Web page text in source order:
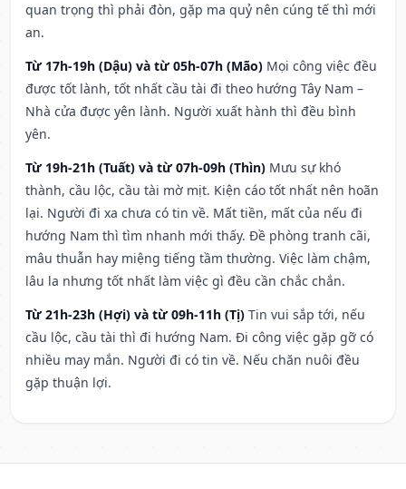
quan trọng thì phải đòn, gặp ma quỷ nên cúng tế thì mới
an.
Từ 17h-19h (Dậu) và từ 05h-07h (Mão) Mọi công việc đều
được tốt lành, tốt nhất cầu tài đi theo hướng Tây Nam –
Nhà cửa được yên lành. Người xuất hành thì đều bình
yên.
Từ 19h-21h (Tuất) và từ 07h-09h (Thìn) Mưu sự khó
thành, cầu lộc, cầu tài mờ mịt. Kiện cáo tốt nhất nên hoãn
lại. Người đi xa chưa có tin về. Mất tiền, mất của nếu đi
hướng Nam thì tìm nhanh mới thấy. Đề phòng tranh cãi,
mâu thuẫn hay miệng tiếng tầm thường. Việc làm chậm,
lâu la nhưng tốt nhất làm việc gì đều cần chắc chắn.
Từ 21h-23h (Hợi) và từ 09h-11h (Tị) Tin vui sắp tới, nếu
cầu lộc, cầu tài thì đi hướng Nam. Đi công việc gặp gỡ có
nhiều may mắn. Người đi có tin về. Nếu chăn nuôi đều
gặp thuận lợi.